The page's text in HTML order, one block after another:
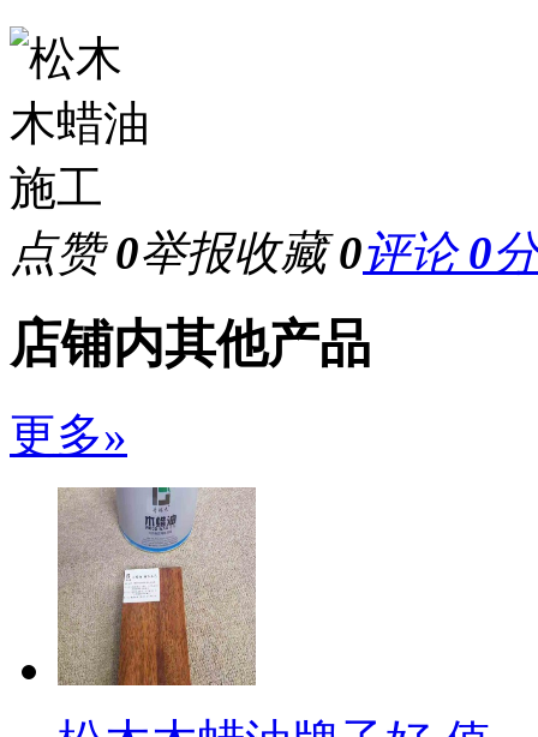
点赞0举报收藏0评论0
店铺内其他产品
更多»